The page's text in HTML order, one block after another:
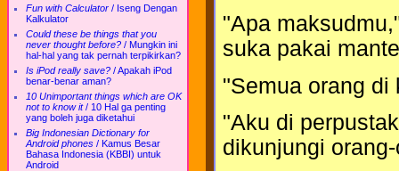
Fun with Calculator / Iseng Dengan
Kalkulator
Could these be things that you
never thought before? / Mungkin ini
hal-hal yang tak pernah terpikirkan?
Is iPod really save? /Apakah iPod
benar-benar aman?
10 Unimportant things which are OK
not to know it/ 10 Hal ga penting
yang boleh juga diketahui
Big Indonesian Dictionary for
Android phones / Kamus Besar
Bahasa Indonesia (KBBI) untuk
Android
"Apa
suka pakai
"Semua orang di
"Aku di
dikunjungi